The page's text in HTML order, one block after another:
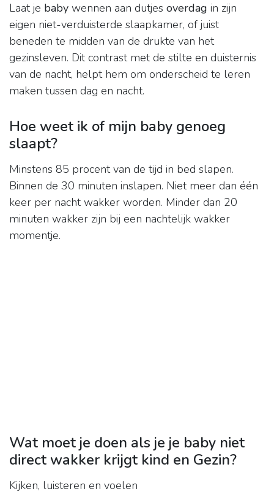
Laat je baby wennen aan dutjes overdag in zijn
eigen niet-verduisterde slaapkamer, of juist
beneden te midden van de drukte van het
gezinsleven. Dit contrast met de stilte en duisternis
van de nacht, helpt hem om onderscheid te leren
maken tussen dag en nacht.
Hoe weet ik of mijn baby genoeg
slaapt?
Minstens 85 procent van de tijd in bed slapen.
Binnen de 30 minuten inslapen. Niet meer dan één
keer per nacht wakker worden. Minder dan 20
minuten wakker zijn bij een nachtelijk wakker
momentje.
Wat moet je doen als je je baby niet
direct wakker krijgt kind en Gezin?
Kijken, luisteren en voelen